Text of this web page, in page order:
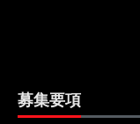
募集要項